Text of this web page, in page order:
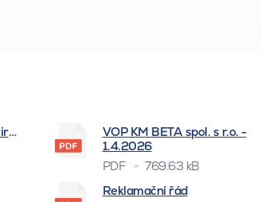
KMBeta_Technicka_prirucka_BSK_
VOP KM BETA spol. s r.o. -
1.4.2026
PDF
769.63 kB
Reklamační řád